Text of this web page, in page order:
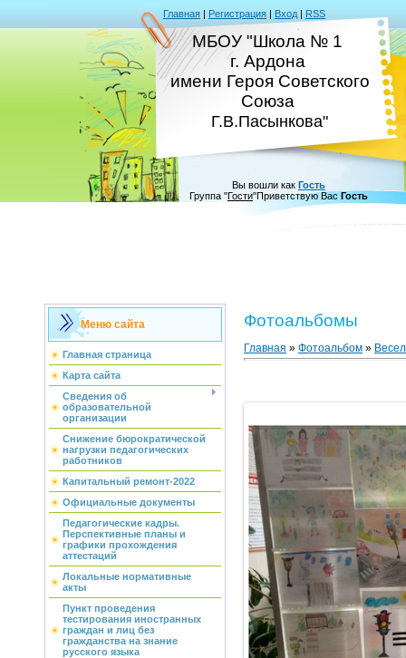
Главная | Регистрация | Вход | RSS
МБОУ "Школа № 1
г. Ардона
имени Героя Советского
Союза
Г.В.Пасынкова"
Вы вошли как Гость
Группа "Гости"Приветствую Вас Гость
Меню сайта
Главная страница
Карта сайта
Сведения об
образовательной
организации
Снижение бюрократической
нагрузки педагогических
работников
Капитальный ремонт-2022
Официальные документы
Педагогические кадры.
Перспективные планы и
графики прохождения
аттестаций
Локальные нормативные
акты
Пункт проведения
тестирования иностранных
граждан и лиц без
гражданства на знание
русского языка
Фотоальбомы
Главная » Фотоальбом »